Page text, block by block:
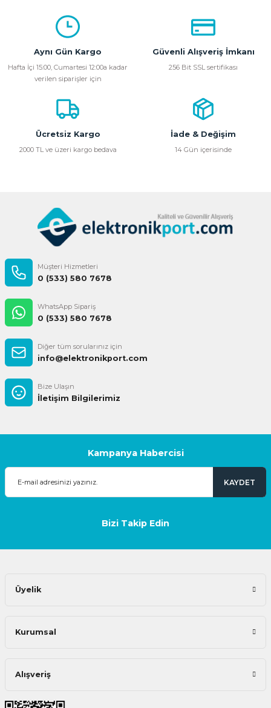
kullanarak tarafımıza iletebilirsiniz.
Görüş ve önerileriniz için teşekkür ederiz.
Ürün açıklamasında eksik bilgiler bulunuyor.
Ürün bilgilerinde hatalar bulunuyor.
Ürün fiyatı diğer sitelerden daha pahalı.
Bu ürüne benzer farklı alternatifler olmalı.
Aynı Gün Kargo
Hafta İçi 15:00, Cumartesi 12:00a kadar
verilen siparişler için
Güvenli Alışveriş İmkanı
256 Bit SSL sertifikası
Ücretsiz Kargo
2000 TL ve üzeri kargo bedava
İade & Değişim
14 Gün içerisinde
Müşteri Hizmetleri
0 (533) 580 7678
WhatsApp Sipariş
0 (533) 580 7678
Diğer tüm sorularınız için
info@elektronikport.com
Bize Ulaşın
İletişim Bilgilerimiz
Kampanya Habercisi
KAYDET
Bizi Takip Edin
Üyelik
Kurumsal
Alışveriş